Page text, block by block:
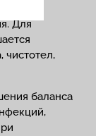
Для
чистотел,
баланса